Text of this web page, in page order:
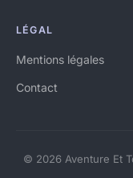
LÉGAL
Mentions légales
Contact
© 2026 Aventure Et